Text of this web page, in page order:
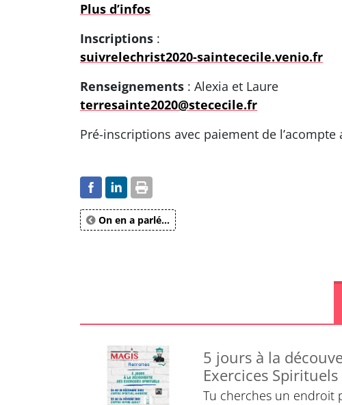
Plus d’infos
Inscriptions :
suivrelechrist2020-saintececile.venio.fr
Renseignements : Alexia et Laure
terresainte2020@stececile.fr
Pré-inscriptions avec paiement de l’acompte
On en a parlé...
5 jours à la
Exercices Spirituels
Tu cherches un endroit